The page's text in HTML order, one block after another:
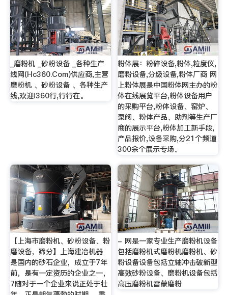
_磨粉机 _砂粉设备 _各种生产
线网(Hc360.Com)供应商,主营
磨粉机 、砂粉设备 、各种生产
线,欢迎!360行,行行在。
粉体展：粉碎设备,粉体,粒度仪,
磨粉设备,分级设备,粉体厂商 网
上粉体展是中国粉体网主办的粉
体在线展览平台,粉体设备用户
的采购平台,粉体设备、窑炉、
泵阀、粉体产品、助剂等生产厂
商的展示平台,粉体加工新手段,
产品报价,设备采购,分21个频道
300余个展示专场。
【上海市磨粉机、砂粉设备、粉
磨设备，筛分】上海建冶机器
是国内的砂石企业，成立于7年
前，是有一定资历的企业之一，
7随对于一个企业来说正处于壮
- 网是一家专业生产磨粉机设备
包括磨粉机式磨粉机磨粉机、砂
粉设备设备包括立轴冲击破新型
高效砂粉设备、磨粉机设备包括
高压磨粉机雷蒙磨粉